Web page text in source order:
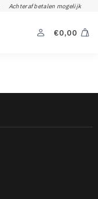
Achteraf betalen mogelijk
€0,00